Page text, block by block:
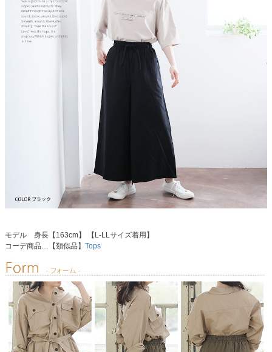
モデル 身長【163cm】 【L-LLサイズ着用】
コーデ商品…【類似品】 Tops